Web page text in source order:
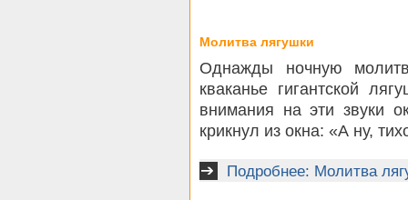
Молитва лягушки
Однажды ночную
кваканье гигантской
внимания на эти звуки
крикнул из окна: «А ну,
Подробнее: Молитва